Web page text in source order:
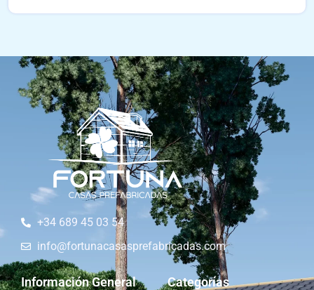
+34 689 45 03 54
info@fortunacasasprefabricadas.com
Información General Categorías